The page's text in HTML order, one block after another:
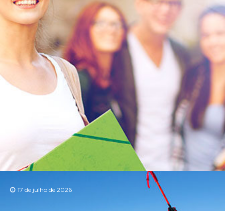
17 de julho de 2026